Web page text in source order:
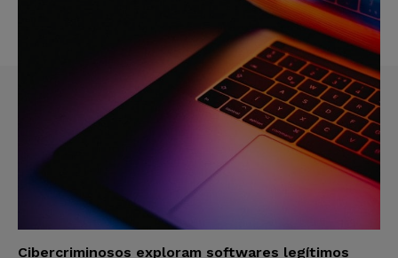
Cibercriminosos exploram softwares legítimos